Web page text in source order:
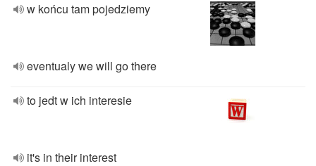
w końcu tam pojedziemy
eventualy we will go there
to jedt w ich interesie
it's in their interest